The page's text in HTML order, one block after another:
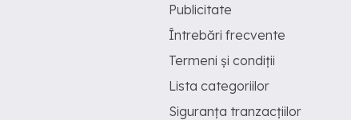
Publicitate
Întrebări frecvente
Termeni și condiții
Lista categoriilor
Siguranța tranzacțiilor